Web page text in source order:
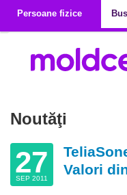
Persoane fizice
Noutăţi
27
SEP 2011
Valori